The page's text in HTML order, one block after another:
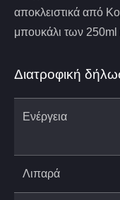
αποκλειστικά από
μπουκάλι των 250ml
Διατροφική
Ενέργεια
Λιπαρά